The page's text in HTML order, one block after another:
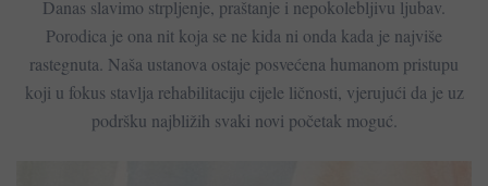
Danas slavimo strpljenje, praštanje i nepokolebljivu ljubav.
Porodica je ona nit koja se ne kida ni onda kada je najviše
rastegnuta. Naša ustanova ostaje posvećena humanom pristupu
koji u fokus stavlja rehabilitaciju cijele ličnosti, vjerujući da je uz
podršku najbližih svaki novi početak moguć.